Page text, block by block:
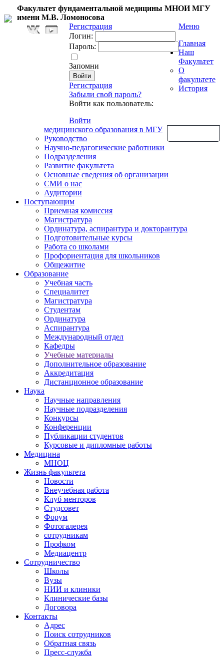
Факультет фундаментальной медицины МНОИ МГУ
имени М.В. Ломоносова
Регистрация
Логин:
Пароль:
Запомни
Регистрация
Забыли свой пароль?
Войти как пользователь:
Войти
Меню
Главная
Наш
Факультет
О
факультете
История
медицинского образования в МГУ
Руководство
Научно-педагогические работники
Подразделения
Развитие факультета
Основные сведения об организации
СМИ о нас
Аудитории
Поступающим
Приемная комиссия
Магистратура
Ординатура, аспирантура и докторантура
Подготовительные курсы
Работа со школами
Профориентация для школьников
Общежитие
Образование
Учебная часть
Специалитет
Магистратура
Студентам
Ординатура
Аспирантура
Международный отдел
Кафедры
Учебные материалы
Дополнительное образование
Аккредитация
Дистанционное образование
Наука
Научные направления
Научные подразделения
Конкурсы
Конференции
Публикации студентов
Курсовые и дипломные работы
Медицина
МНОЦ
Жизнь факультета
Новости
Внеучебная работа
Клуб менторов
Студсовет
Форум
Фотогалерея
сотрудникам
Профком
Медиацентр
Сотрудничество
Школы
Вузы
НИИ и клиники
Клинические базы
Договора
Контакты
Адрес
Поиск сотрудников
Обратная связь
Пресс-служба